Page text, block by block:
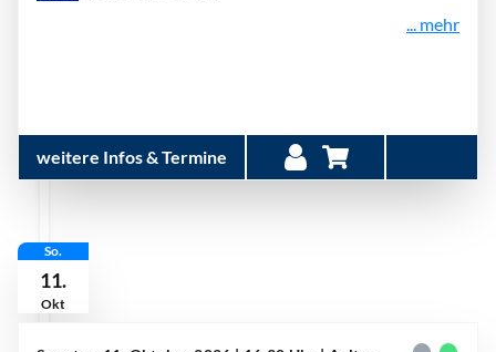
... mehr
weitere Infos & Termine
So.
11.
Okt